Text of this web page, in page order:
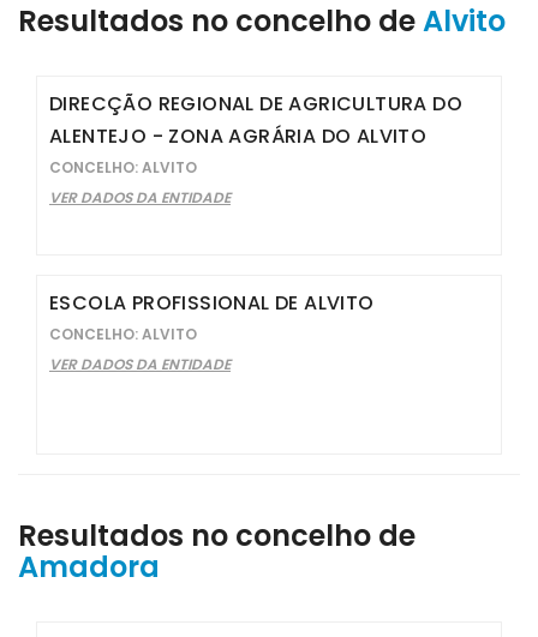
Resultados no concelho deAlvito
DIRECÇÃO REGIONAL DE AGRICULTURA DO
ALENTEJO - ZONA AGRÁRIA DO ALVITO
CONCELHO: ALVITO
VER DADOS DA ENTIDADE
ESCOLA PROFISSIONAL DE ALVITO
CONCELHO: ALVITO
VER DADOS DA ENTIDADE
Resultados no concelho de
Amadora